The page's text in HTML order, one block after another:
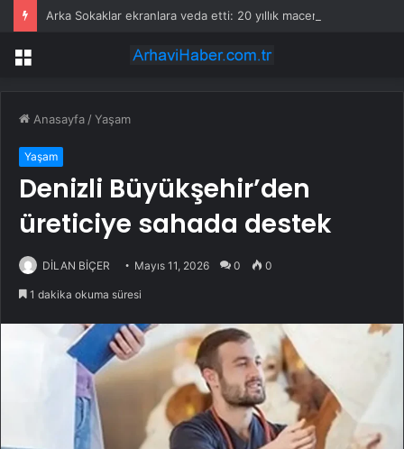
Menü
Anasayfa /Yaşam
Yaşam
Denizli Büyükşehir’den
üreticiye sahada destek
DİLAN BİÇER Mayıs 11, 2026 0 0
1 dakika okuma süresi